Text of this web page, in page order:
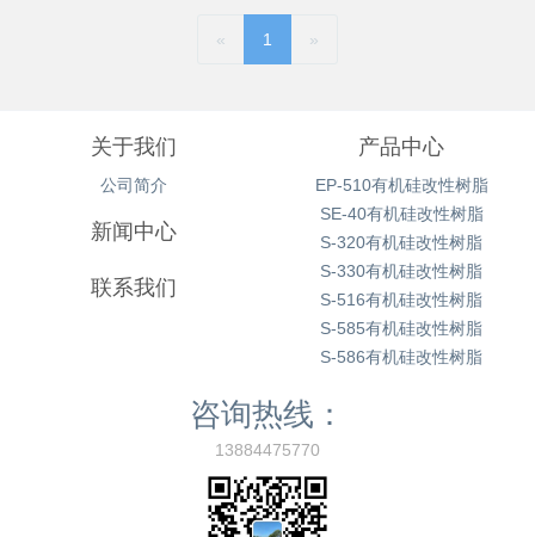
« 1 »
关于我们
公司简介
产品中心
EP-510有机硅改性树脂
SE-40有机硅改性树脂
S-320有机硅改性树脂
S-330有机硅改性树脂
S-516有机硅改性树脂
S-585有机硅改性树脂
S-586有机硅改性树脂
新闻中心
联系我们
咨询热线：
13884475770